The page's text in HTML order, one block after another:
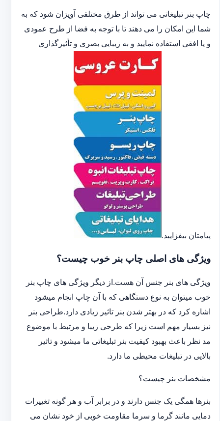
چاپ بنر تبلیغاتی می تواند از طرق مختلفی آویزان شود که به
شما این امکان را می دهند تا با توجه به فضا از طرح عمودی
و یا افقی استفاده نمایید و به زیبایی بصری و تأثیرگذاری
پیامتان بیفزایید.
ویژگی های اصلی چاپ بنر خوب چیست؟
ویژگی های بنر جنس آن هست.از دیگر ویژگی های چاپ بنر
خوب میتوان به نوع دستگاهی که با آن چاپ انجام میشود
اشاره کرد که در بهتر شدن بنر تاثیر زیادی دارد.طراحی بنر
نیز بسیار مهم است زیرا که طرحی زیبا و مرتبط با موضوع
مد نظر باعث بهبود کیفیت بنر تبلیغاتی ما میشود و تاثیر
بالایی در تبلیغات محیطی ما دارد.
مشخصات بنر چیست؟
بنرها همگی یک جنس دارند و در برابر آب و هر گونه تغییرات
دمایی مانند گرما و سرما مقاومت خوبی از خود نشان می